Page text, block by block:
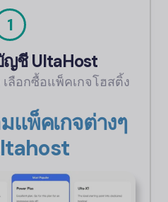
1
ญชี UltaHost
เลือกซื้อแพ็คเกจโฮสติ้ง
แพ็คเกจต่างๆ